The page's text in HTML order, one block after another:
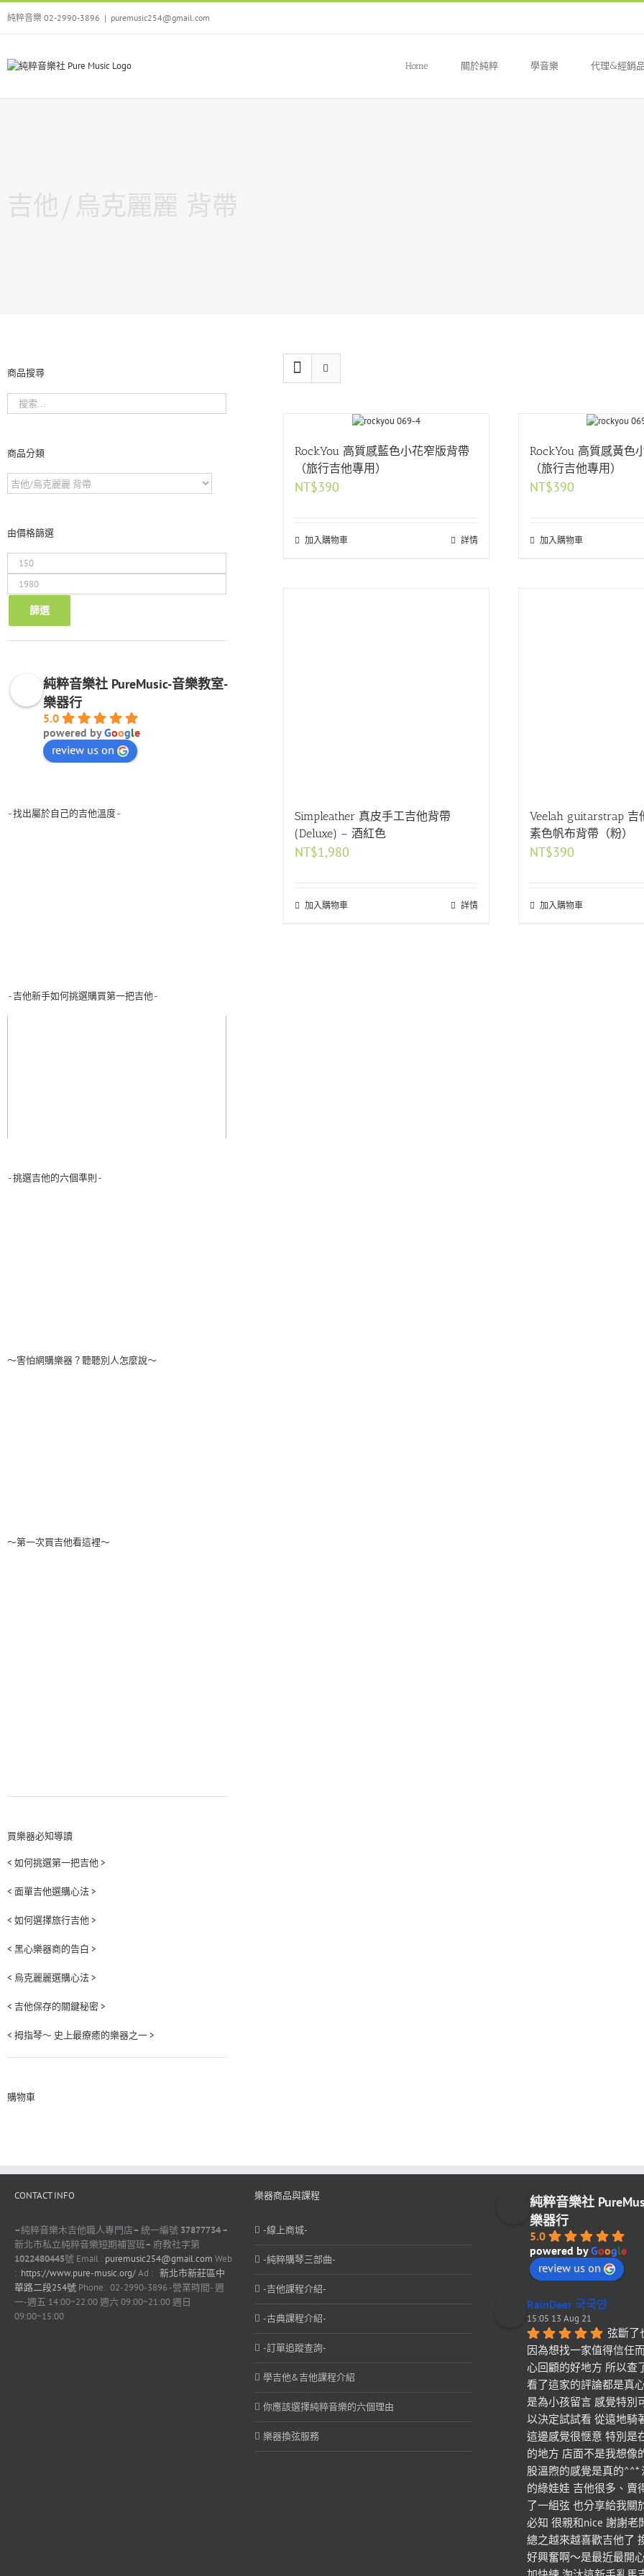
Skip
content
純粹音樂 02-2990-3896 | puremusic254@gmail.com
Home 關於純粹 學音樂 代理&經銷
吉他/烏克麗麗 背帶
RockYou 高質感藍色小花窄版背帶
（旅行吉他專用）
NT$390
加入購物車 詳情
RockYou 高質感黃色
（旅行吉他專用）
NT$390
加入購物車
Simpleather 真皮手工吉他背帶
(Deluxe) – 酒紅色
NT$1,980
加入購物車 詳情
Veelah guitarstrap
素色帆布背帶（粉）
NT$390
加入購物車
商品搜尋
商品分類
由價格篩選
低
高
格
篩選
純粹音樂社 PureMusic-音樂教室-
樂器行
5.0
powered byGoogle
review us on
-找出屬於自己的吉他溫度-
-吉他新手如何挑選購買第一把吉他-
-挑選吉他的六個準則-
～害怕網購樂器？聽聽別人怎麼說～
～第一次買吉他看這裡～
買樂器必知導讀
< 如何挑選第一把吉他 >
< 面單吉他選購心法 >
< 如何選擇旅行吉他 >
< 黑心樂器商的告白 >
< 烏克麗麗選購心法 >
< 吉他保存的關鍵秘密 >
< 拇指琴～ 史上最療癒的樂器之一 >
購物車
CONTACT INFO
–純粹音樂木吉他職人專門店– 統一編號 37877734 –
新北市私立純粹音樂短期補習班– 府教社字第
1022480445號 Email : puremusic254@gmail.com Web
: https://www.pure-music.org/Ad : 新北市新莊區中
華路二段254號 Phone: 02-2990-3896 -營業時間- 週
一-週五 14:00~22:00 週六 09:00~21:00 週日
09:00~15:00
樂器商品與課程
-線上商城-
-純粹購琴三部曲-
-吉他課程介紹-
-古典課程介紹-
-訂單追蹤查詢-
學吉他&吉他課程介紹
你應該選擇純粹音樂的六個理由
樂器換弦服務
純粹音樂社
樂器行
5.0
powered byGoogle
review us on
RainDeer 국국안
15:05 13 Aug 21
弦斷了
因為想找一家值得信任
心回顧的好地方 所以查
看了這家的評論都是真
是為小孩留言 感覺特別
以決定試試看 從遠地騎
這邊感覺很愜意 特別是
的地方 店面不是我想像
股溫煦的感覺是真的^^*
的綠娃娃 吉他很多、賣
了一組弦 也分享給我關
必知 很親和nice 謝謝老
總之越來越喜歡吉他了
好興奮啊～是最近最開